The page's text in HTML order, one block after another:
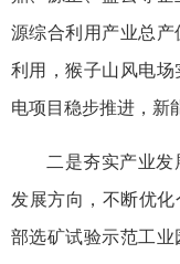
源综合利用产业总
利用，猴子山风电
电项目稳步推进，新
二是夯实产业
发展方向，不断优
部选矿试验示范工